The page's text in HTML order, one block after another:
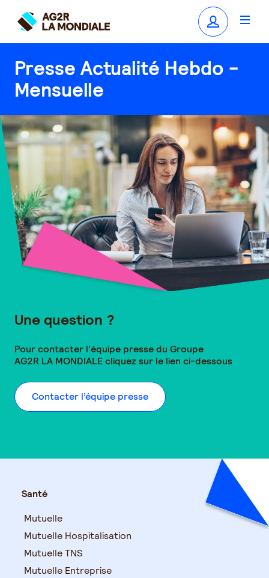
Presse Actualité Hebdo -
Mensuelle
Une question ?
Pour contacter l'équipe presse du Groupe
AG2R LA MONDIALEcliquez sur le lien ci-dessous
Contacter l’équipe presse
Santé
Mutuelle
Mutuelle Hospitalisation
Mutuelle TNS
Mutuelle Entreprise